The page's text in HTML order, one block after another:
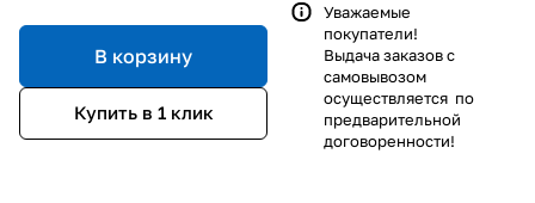
В корзину
Купить в 1 клик
Уважаемые
покупатели!
Выдача заказов с
самовывозом
осуществляется по
предварительной
договоренности!